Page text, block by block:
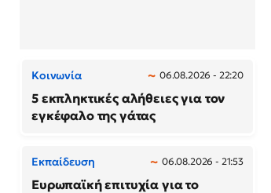
Κοινωνία 06.08.2026 - 22:20
5 εκπληκτικές αλήθειες για τον
εγκέφαλο της γάτας
Εκπαίδευση 06.08.2026 - 21:53
Ευρωπαϊκή επιτυχία για το